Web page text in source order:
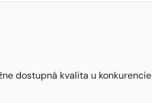
dostupná kvalita u konkurencie